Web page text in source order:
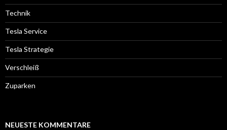
Technik
Tesla Service
Tesla Strategie
Verschleiß
Zuparken
NEUESTE KOMMENTARE